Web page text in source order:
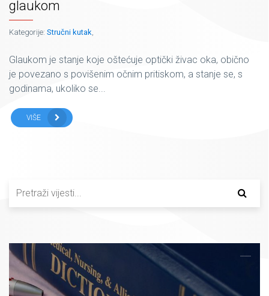
glaukom
Kategorije: Stručni kutak,
Glaukom je stanje koje oštećuje optički živac oka, obično
je povezano s povišenim očnim pritiskom, a stanje se, s
godinama, ukoliko se...
VIŠE